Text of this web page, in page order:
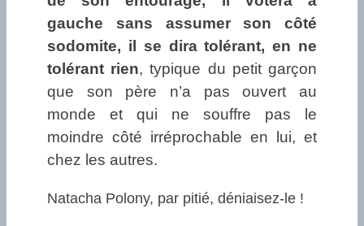
gauche sans assumer son côté
sodomite, il se dira tolérant, en ne
tolérant rien, typique du petit garçon
que son père n’a pas ouvert au
monde et qui ne souffre pas le
moindre côté irréprochable en lui, et
chez les autres.
Natacha Polony, par pitié, déniaisez-le !